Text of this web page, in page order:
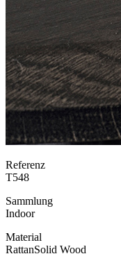
Referenz
T548
Sammlung
Indoor
Material
RattanSolid Wood